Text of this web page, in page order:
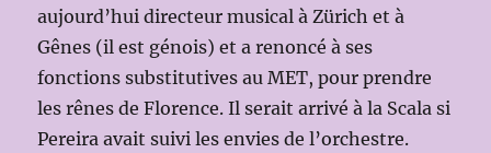
aujourd’hui directeur musical à Zürich et à
Gênes (il est génois) et a renoncé à ses
fonctions substitutives au MET, pour prendre
les rênes de Florence. Il serait arrivé à la Scala si
Pereira avait suivi les envies de l’orchestre.